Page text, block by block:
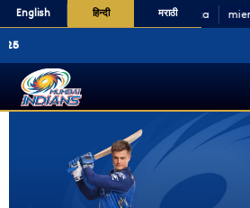
English हिन्दी मराठी